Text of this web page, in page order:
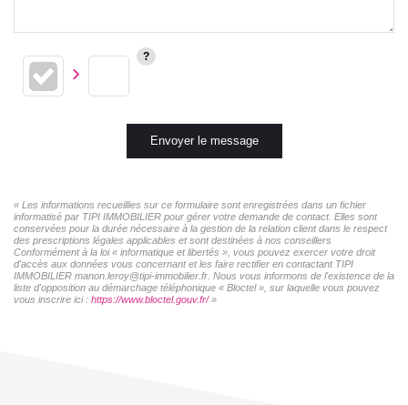
Envoyer le message
« Les informations recueillies sur ce formulaire sont enregistrées dans un fichier
informatisé par TIPI IMMOBILIER pour gérer votre demande de contact. Elles sont
conservées pour la durée nécessaire à la gestion de la relation client dans le respect
des prescriptions légales applicables et sont destinées à nos conseillers
Conformément à la loi « informatique et libertés », vous pouvez exercer votre droit
d'accès aux données vous concernant et les faire rectifier en contactant TIPI
IMMOBILIER manon.leroy@tipi-immobilier.fr. Nous vous informons de l'existence de la
liste d'opposition au démarchage téléphonique « Bloctel », sur laquelle vous pouvez
vous inscrire ici : https://www.bloctel.gouv.fr/»